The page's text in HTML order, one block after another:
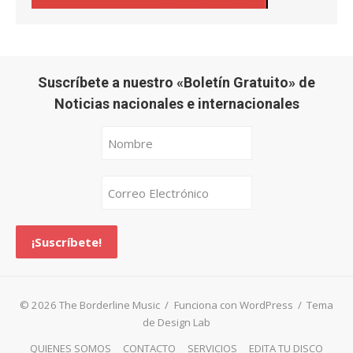
Suscríbete a nuestro «Boletín Gratuito» de
Noticias nacionales e internacionales
© 2026 The Borderline Music / Funciona con WordPress / Tema
de Design Lab
QUIENES SOMOS
CONTACTO SERVICIOS EDITA TU DISCO